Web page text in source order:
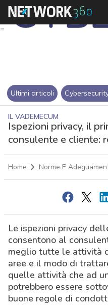
Ultimi articoli
IL VADEMECUM
Ispezioni privacy, il
consulente e cliente:
Home Norme E
Le ispezioni privacy
consentono al
meglio tutte le attività
aree e il modo di
quelle attività che ad
potrebbero essere
buone regole di